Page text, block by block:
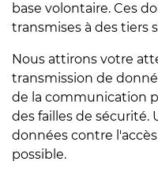
base volontaire. Ces
transmises à des tiers
Nous attirons votre
transmission de
de la communication
des failles de sécurité.
données contre
possible.